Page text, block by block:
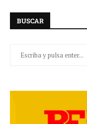
BUSCAR